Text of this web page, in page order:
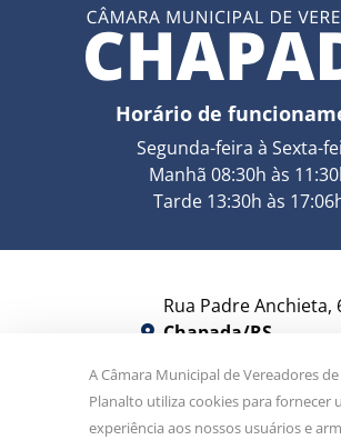
Horário de
Segunda-feira à Sexta-
Manhã 08:30h às
Tarde 13:30h às
Rua Padre Anchieta,
Chapada/RS
A Câmara Municipal de Vereadores
Planalto utiliza cookies para fornecer
experiência aos nossos usuários e